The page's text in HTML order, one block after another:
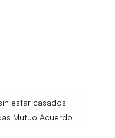
estar casados
Mutuo Acuerdo